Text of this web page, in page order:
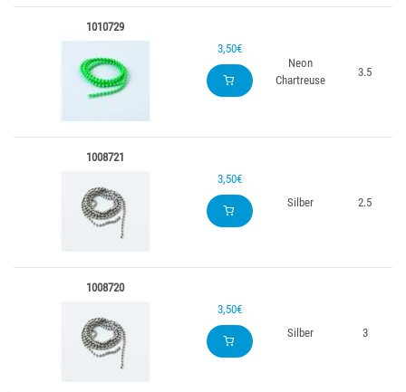
1010729
3,50€
Neon
Chartreuse
3.5
1008721
3,50€
Silber
2.5
1008720
3,50€
Silber
3